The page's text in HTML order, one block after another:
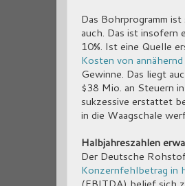
Das Bohrprogramm
auch. Das ist insofern
10%. Ist eine Quelle
Kosten von
Gewinne. Das liegt
$38 Mio. an Steuern
sukzessive erstattet
in die Waagschale
Halbjahreszahlen
Der Deutsche
Konzernfehlbetrag